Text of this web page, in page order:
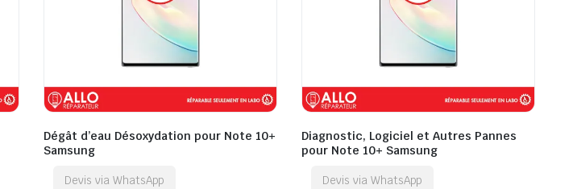
Dégât d’eau Désoxydation pour Note 10+
Samsung
Devis via WhatsApp
Diagnostic, Logiciel et Autres Pannes
pour Note 10+ Samsung
Devis via WhatsApp